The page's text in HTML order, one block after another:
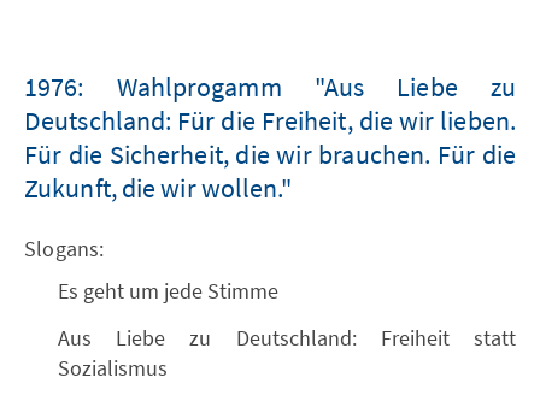
1976: Wahlprogamm "Aus Liebe zu
Deutschland: Für die Freiheit, die wir lieben.
Für die Sicherheit, die wir brauchen. Für die
Zukunft, die wir wollen."
Slogans:
Es geht um jede Stimme
Aus Liebe zu Deutschland: Freiheit statt
Sozialismus